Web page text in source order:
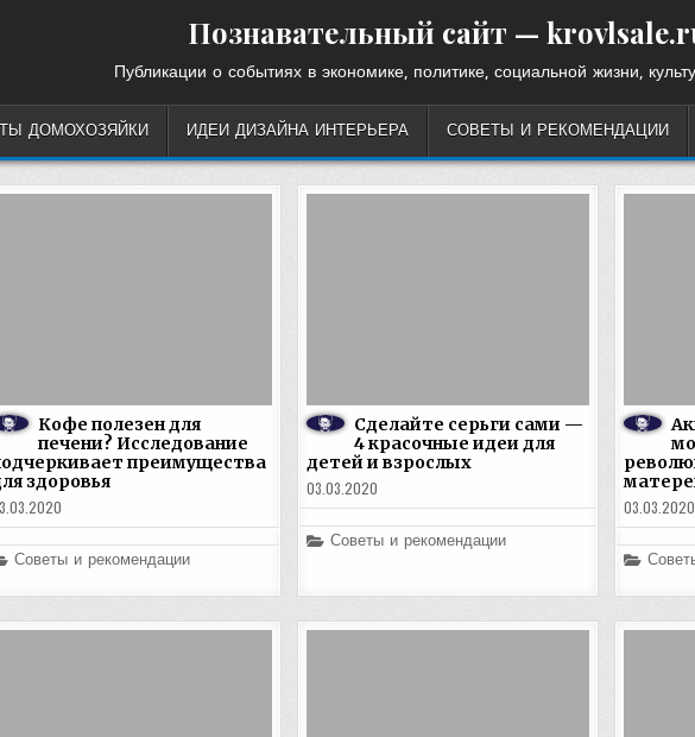
Познавательный сайт —
Публикации о событиях в экономике, политике, социальной жизни,
ДОМОХОЗЯЙКИ ИДЕИ ДИЗАЙНА ИНТЕРЬЕРА СОВЕТЫ И РЕКОМЕНДАЦИИ
Кофе полезен для
печени? Исследование
преимущества
здоровья
Posted
Советы и рекомендации
Сделайте серьги сами —
4 красочные идеи для
детей и взрослых
03.03.2020
Posted
Советы и рекомендации
03.03.2020